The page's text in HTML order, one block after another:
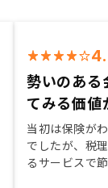
勢いのある
てみる価値
当初は保険が
でしたが、税
るサービスで